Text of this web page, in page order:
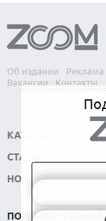
Об издании
Реклама
Вакансии
Контакты
КАТАЛОГ
СТАТЬИ
НОВОСТИ
ПОДПИШИТЕСЬ НА